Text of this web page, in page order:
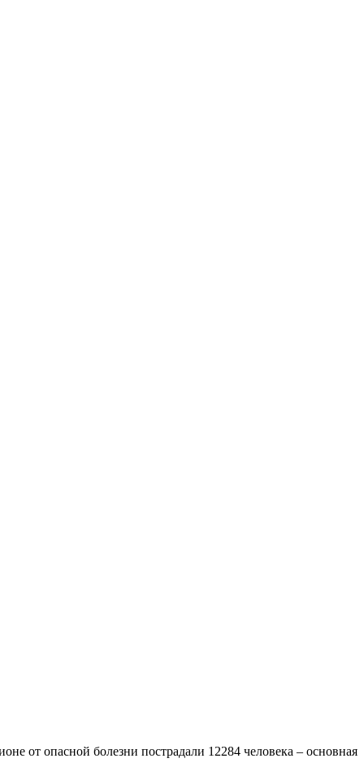
от опасной болезни пострадали 12284 человека – основная